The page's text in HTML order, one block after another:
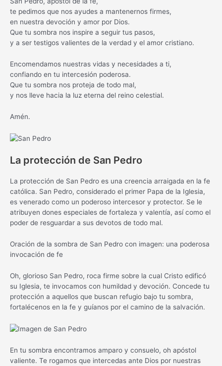
te pedimos que nos ayudes a mantenernos firmes,
en nuestra devoción y amor por Dios.
Que tu sombra nos inspire a seguir tus pasos,
y a ser testigos valientes de la verdad y el amor cristiano.
Encomendamos nuestras vidas y necesidades a ti,
confiando en tu intercesión poderosa.
Que tu sombra nos proteja de todo mal,
y nos lleve hacia la luz eterna del reino celestial.
Amén.
La protección de San Pedro
La protección de San Pedro es una creencia arraigada en la fe
católica. San Pedro, considerado el primer Papa de la Iglesia,
es venerado como un poderoso intercesor y protector. Se le
atribuyen dones especiales de fortaleza y valentía, así como el
poder de resguardar a sus devotos de todo mal.
Oración de la sombra de San Pedro con imagen: una poderosa
invocación de fe
Oh, glorioso San Pedro, roca firme sobre la cual Cristo edificó
su Iglesia, te invocamos con humildad y devoción. Concede tu
protección a aquellos que buscan refugio bajo tu sombra,
fortalécenos en la fe y guíanos por el camino de la salvación.
En tu sombra encontramos amparo y consuelo, oh apóstol
valiente. Te rogamos que intercedas ante Dios por nuestras